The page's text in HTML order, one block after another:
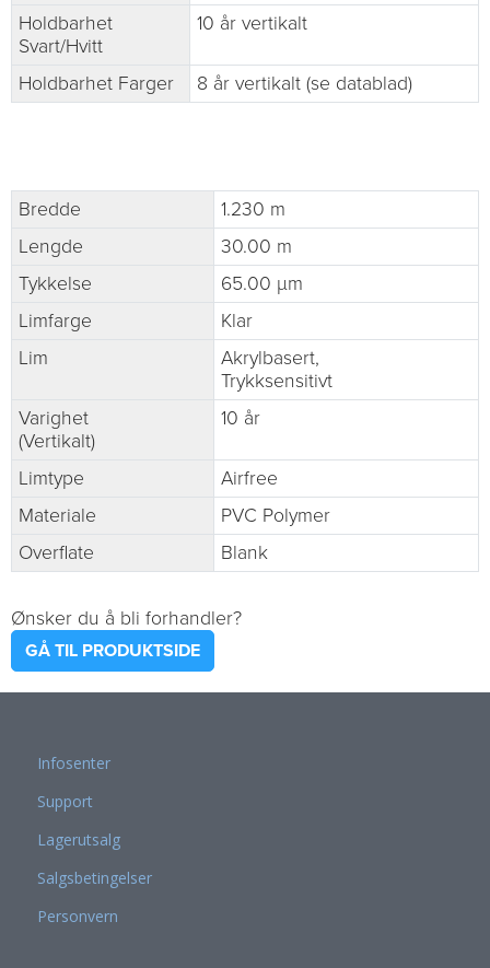
Holdbarhet
Svart/Hvitt
10 år vertikalt
Holdbarhet Farger 8 år vertikalt (se datablad)
Bredde
1.230 m
Lengde
30.00 m
Tykkelse
65.00 µm
Limfarge
Klar
Lim
Akrylbasert,
Trykksensitivt
Varighet
(Vertikalt)
10 år
Limtype
Airfree
Materiale
PVC Polymer
Overflate
Blank
Ønsker du å bli forhandler?
GÅ TIL PRODUKTSIDE
Infosenter
Support
Lagerutsalg
Salgsbetingelser
Personvern